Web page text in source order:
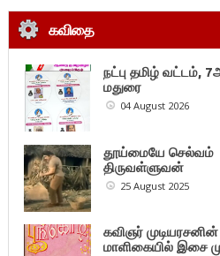
கவிதை
நட்பு தமிழ் வட்டம்,
மதுரை
04 August 2026
தூய்மையே செல்வம்
திருவள்ளுவன்
25 August 2025
கவிஞர்
மாளிகையில் இசை